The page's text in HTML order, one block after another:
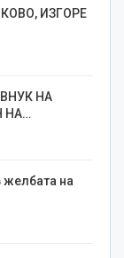
ИЗГОРЕ
НА
НА…
желбата на